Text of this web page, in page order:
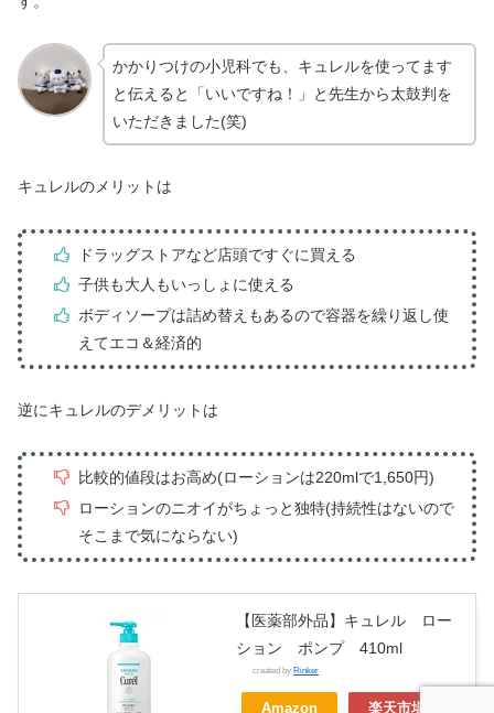
かかりつけの小児科でも、キュレルを使ってます
と伝えると「いいですね！」と先生から太鼓判を
いただきました(笑)
キュレルのメリットは
ドラッグストアなど店頭ですぐに買える
子供も大人もいっしょに使える
ボディソープは詰め替えもあるので容器を繰り返し使
えてエコ＆経済的
逆にキュレルのデメリットは
比較的値段はお高め(ローションは220mlで1,650円)
ローションのニオイがちょっと独特(持続性はないので
そこまで気にならない)
【医薬部外品】キュレル ロー
ション ポンプ 410ml
created by Rinker
Amazon 楽天市場